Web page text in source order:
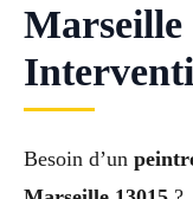
Marseille
Besoin d’un